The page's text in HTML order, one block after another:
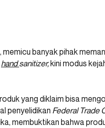
, memicu banyak pihak
hand sanitizer,kini modus
yang diklaim bisa
penyelidikan Federal Trade
membuktikan bahwa